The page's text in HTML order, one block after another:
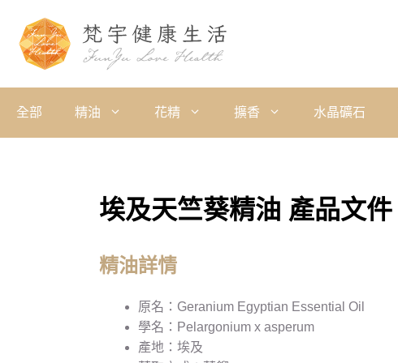
全部 精油 花精 擴香 水晶礦石
埃及天竺葵精油 產品文件
精油詳情
原名：Geranium Egyptian Essential Oil
學名：Pelargonium x asperum
產地：埃及